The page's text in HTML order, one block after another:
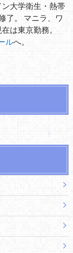
大学衛生・熱帯
了。 マニラ、ワ
は東京勤務。
ルへ。